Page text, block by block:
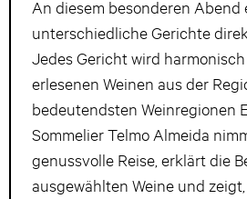
An diesem besonderen
unterschiedliche Gerichte
Jedes Gericht wird
erlesenen Weinen aus der
bedeutendsten Weinregionen
Sommelier Telmo Almeida
genussvolle Reise, erklärt die
ausgewählten Weine und